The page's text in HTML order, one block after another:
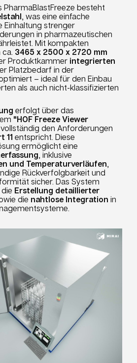
PharmaBlastFreeze besteht
, was eine einfache
Einhaltung strenger
in pharmazeutischen
Mit kompakten
3465 x 2500 x 2720 mm
Produktkammer integrierten
Platzbedarf in der
– ideal für den Einbau
als auch nicht-klassifizierten
erfolgt über das
"HOF Freeze Viewer
den Anforderungen
11 entspricht. Diese
ermöglicht eine
, inklusive
und Temperaturverläufen,
Rückverfolgbarkeit und
sicher. Das System
Erstellung detaillierter
die nahtlose Integration in